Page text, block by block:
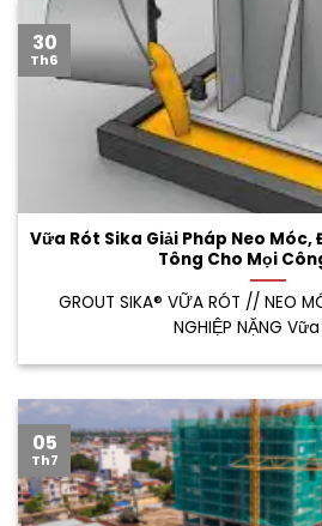
Vữa Rót Sika Giải Pháp Neo Móc,
Tông Cho Mọi
GROUT SIKA® VỮA RÓT // NEO
NGHIỆP NẶNG
30
Th6
05
Th7